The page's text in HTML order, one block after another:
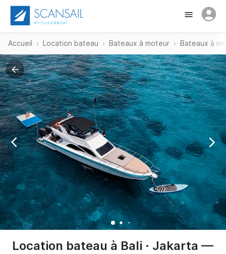
Accueil Location bateau Bateaux à moteur Bateaux à
Location bateau à Bali · Jakarta —